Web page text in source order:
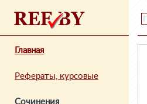
Главная
Рефераты, курсовые
Сочинения